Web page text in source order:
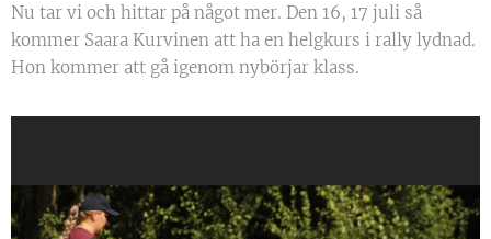
Nu tar vi och hittar på något mer. Den 16, 17 juli så
kommer Saara Kurvinen att ha en helgkurs i rally lydnad.
Hon kommer att gå igenom nybörjar klass.